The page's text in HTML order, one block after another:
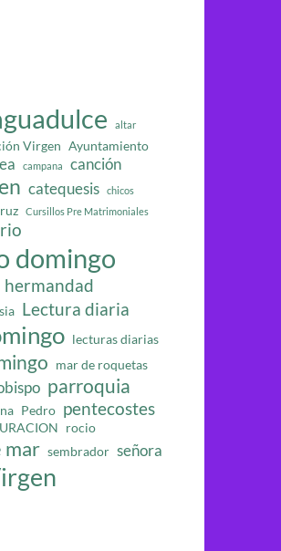
altar
Virgen Ayuntamiento
campana canción
catequesis chicos
Cursillos Pre Matrimoniales
domingo
hermandad
Lectura diaria
lecturas diarias
mar de roquetas
parroquia
Pedro pentecostes
rocio
mar sembrador señora